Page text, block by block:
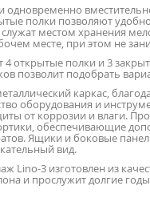
одновременно
полки позволяют
местом хранения
месте, при этом не
4 открытые полки и 3
позволит подобрать
каркас,
оборудования и
от коррозии и влаги.
обеспечивающие
Ящики и боковые
вид.
Lino-3 изготовлен из
и прослужит долгие